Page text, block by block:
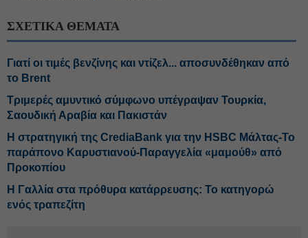
ΣΧΕΤΙΚΑ ΘΕΜΑΤΑ
Γιατί οι τιμές βενζίνης και ντίζελ... αποσυνδέθηκαν από
το Brent
Τριμερές αμυντικό σύμφωνο υπέγραψαν Τουρκία,
Σαουδική Αραβία και Πακιστάν
Η στρατηγική της CrediaBank για την HSBC Μάλτας-Το
παράπονο Καρυστιανού-Παραγγελία «μαμούθ» από
Προκοπίου
Η Γαλλία στα πρόθυρα κατάρρευσης: Το κατηγορώ
ενός τραπεζίτη